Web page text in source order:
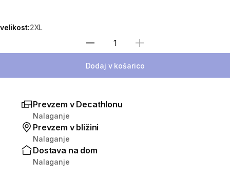
velikost:2XL
Izberite količino
Dodaj v košarico
Prevzem v Decathlonu
Nalaganje
Prevzem v bližini
Nalaganje
Dostava na dom
Nalaganje